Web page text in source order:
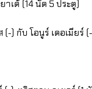
าเด้ (14 นัด 5 ประตู)
) กับ โอนูร์ เดอเมียร์